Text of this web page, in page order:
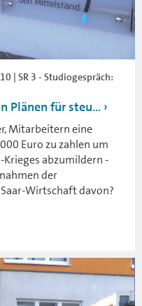
| SR 3 - Studiogespräch:
Plänen für steu...
Mitarbeitern eine
Euro zu zahlen um
abzumildern -
der
Wirtschaft davon?